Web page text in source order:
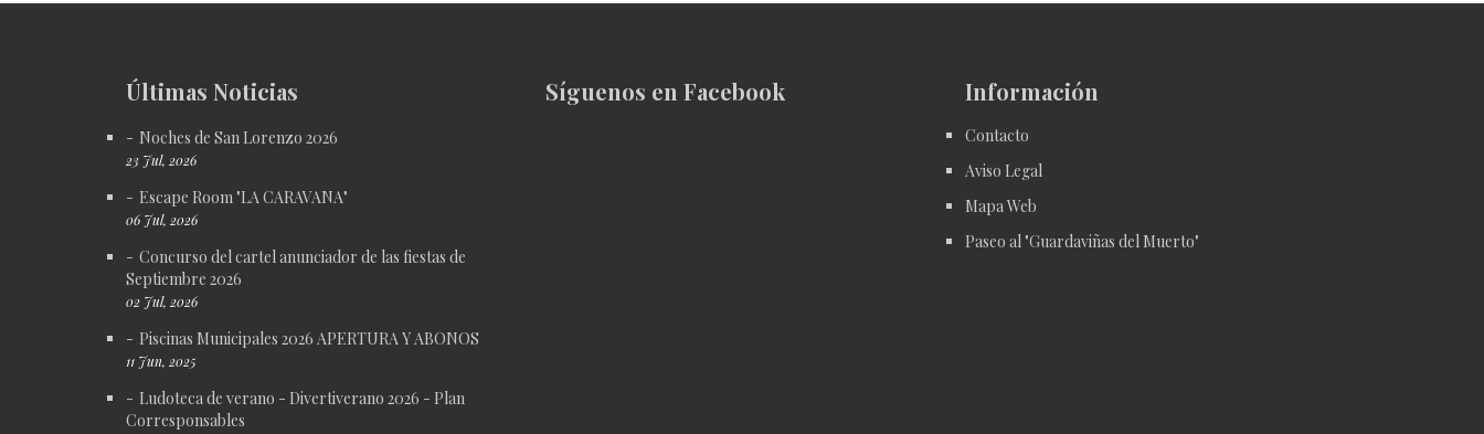
Últimas Noticias
Noches de San Lorenzo 2026
23 Jul, 2026
Escape Room "LA CARAVANA"
06 Jul, 2026
Concurso del cartel anunciador de las fiestas de
Septiembre 2026
02 Jul, 2026
Piscinas Municipales 2026 APERTURA Y ABONOS
11 Jun, 2025
Ludoteca de verano - Divertiverano 2026 - Plan
Corresponsables
Síguenos en Facebook Información
Contacto
Aviso Legal
Mapa Web
Paseo al "Guardaviñas del Muerto"